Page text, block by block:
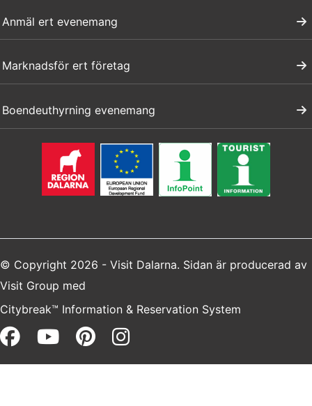
Anmäl ert evenemang
Marknadsför ert företag
Boendeuthyrning evenemang
© Copyright 2026 - Visit Dalarna. Sidan är producerad av
Visit Group med
Citybreak™ Information & Reservation System
Facebook (opens in a new
Youtube (opens in a new
Pinterest (opens in a
Instagram (opens